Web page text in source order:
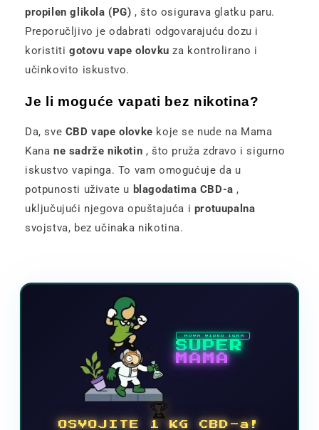
propilen glikola (PG) , što osigurava glatku paru.
Preporučljivo je odabrati odgovarajuću dozu i
koristiti gotovu vape olovku za kontrolirano i
učinkovito iskustvo.
Je li moguće vapati bez nikotina?
Da, sve CBD vape olovke koje se nude na Mama
Kana ne sadrže nikotin , što pruža zdravo i sigurno
iskustvo vapinga. To vam omogućuje da u
potpunosti uživate u blagodatima CBD-a ,
uključujući njegova opuštajuća i protuupalna
svojstva, bez učinaka nikotina.
NOVA VIDEO IGRA
SUPER
MAMA
🏆
OSVOJITE 1 KG CBD-a!